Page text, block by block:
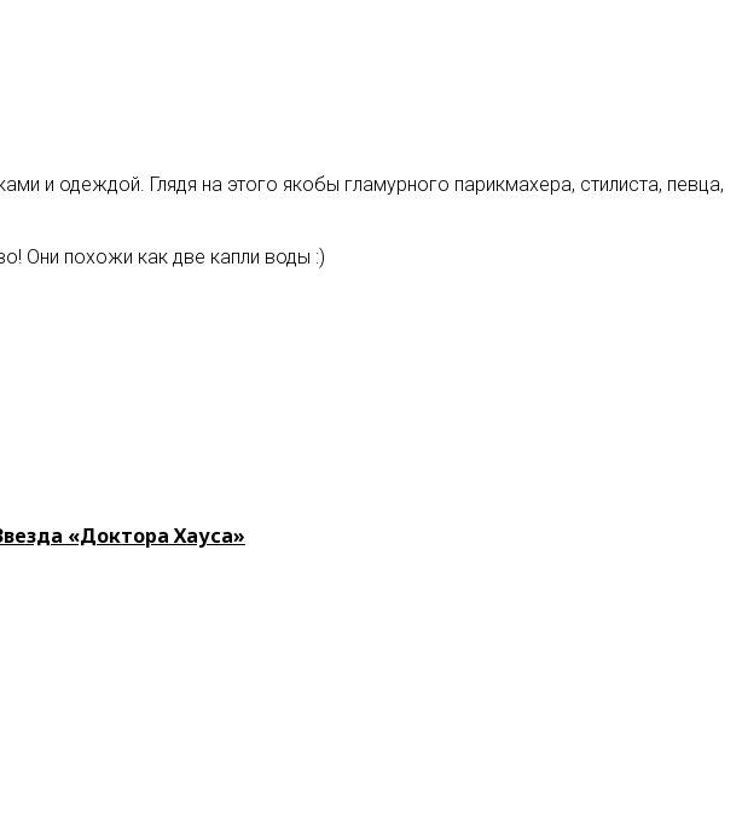
и одеждой. Глядя на этого якобы гламурного парикмахера, стилиста, певца,
Они похожи как две капли воды :)
«Доктора Хауса»